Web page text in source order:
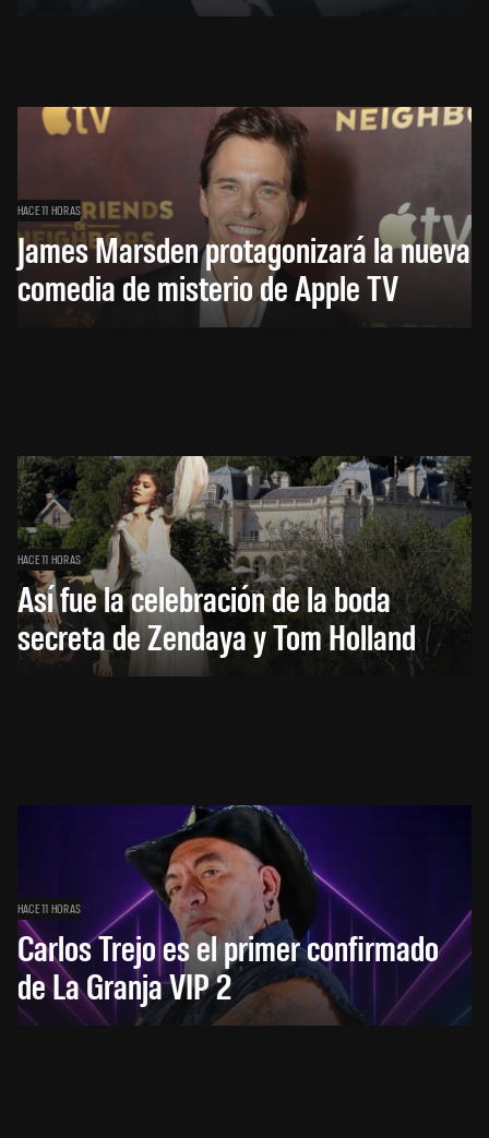
HACE 11 HORAS
James Marsden protagonizará la nueva
comedia de misterio de Apple TV
HACE 11 HORAS
Así fue la celebración de la boda
secreta de Zendaya y Tom Holland
HACE 11 HORAS
Carlos Trejo es el primer confirmado
de La Granja VIP 2